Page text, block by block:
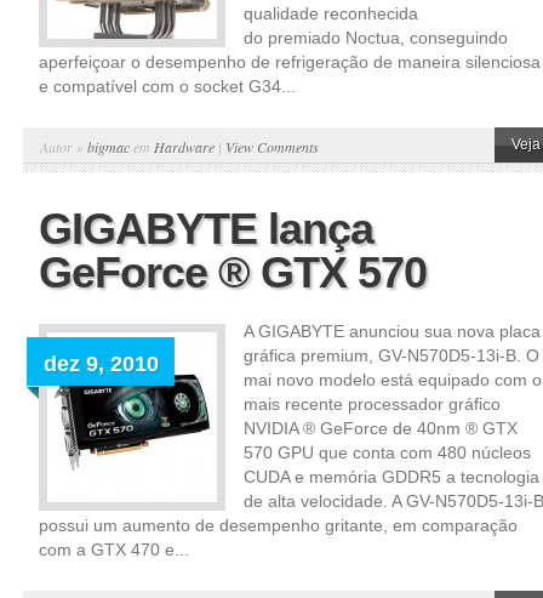
qualidade reconhecida
do premiado Noctua, conseguindo
aperfeiçoar o desempenho de refrigeração de maneira silenciosa
e compatível com o socket G34...
Autor »bigmacem Hardware | View Comments
GIGABYTE lança
GeForce ® GTX 570
dez 9, 2010
A GIGABYTE anunciou sua nova placa
gráfica premium, GV-N570D5-13i-B. O
mai novo modelo está equipado com o
mais recente processador gráfico
NVIDIA ® GeForce de 40nm ® GTX
570 GPU que conta com 480 núcleos
CUDA e memória GDDR5 a tecnologia
de alta velocidade. A GV-N570D5-13i-B
possui um aumento de desempenho gritante, em comparação
com a GTX 470 e...